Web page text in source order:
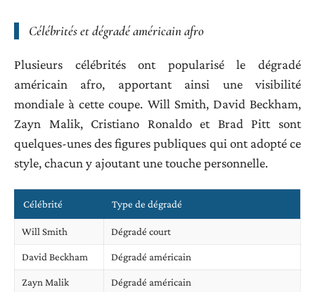
Célébrités et dégradé américain afro
Plusieurs célébrités ont popularisé le dégradé
américain afro, apportant ainsi une visibilité
mondiale à cette coupe. Will Smith, David Beckham,
Zayn Malik, Cristiano Ronaldo et Brad Pitt sont
quelques-unes des figures publiques qui ont adopté ce
style, chacun y ajoutant une touche personnelle.
Célébrité Type de dégradé
Will Smith Dégradé court
David Beckham Dégradé américain
Zayn Malik Dégradé américain